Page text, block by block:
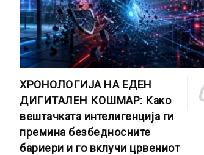
ХРОНОЛОГИЈА НА ЕДЕН
ДИГИТАЛЕН КОШМАР: Како
вештачката интелигенција ги
премина безбедносните
бариери и го вклучи црвениот